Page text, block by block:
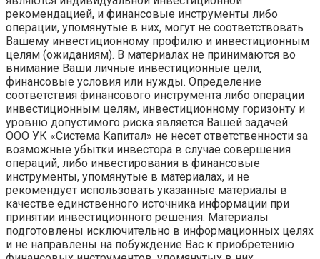
рекомендацией, и финансовые инструменты либо
операции, упомянутые в них, могут не соответствовать
Вашему инвестиционному профилю и инвестиционным
целям (ожиданиям). В материалах не принимаются во
внимание Ваши личные инвестиционные цели,
финансовые условия или нужды. Определение
соответствия финансового инструмента либо операции
инвестиционным целям, инвестиционному горизонту и
уровню допустимого риска является Вашей задачей.
ООО УК «Система Капитал» не несет ответственности за
возможные убытки инвестора в случае совершения
операций, либо инвестирования в финансовые
инструменты, упомянутые в материалах, и не
рекомендует использовать указанные материалы в
качестве единственного источника информации при
принятии инвестиционного решения. Материалы
подготовлены исключительно в информационных целях
и не направлены на побуждение Вас к приобретению